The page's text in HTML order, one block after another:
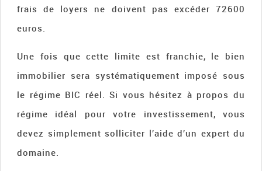
frais de loyers ne doivent pas excéder 72600
euros.
Une fois que cette limite est franchie, le bien
immobilier sera systématiquement imposé sous
le régime BIC réel. Si vous hésitez à propos du
régime idéal pour votre investissement, vous
devez simplement solliciter l’aide d’un expert du
domaine.